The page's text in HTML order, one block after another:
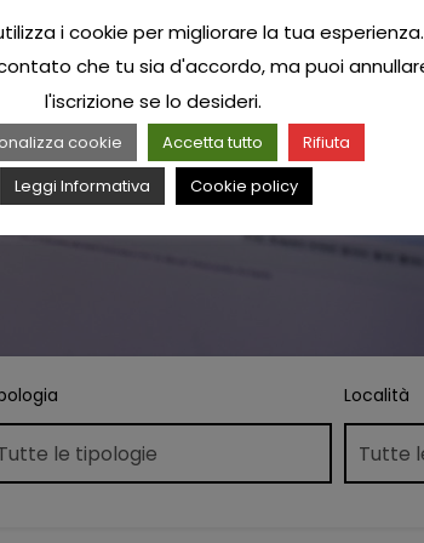
Località
i cookie per migliorare la tua esperienza.
che tu sia d'accordo, ma puoi
l'iscrizione se lo desideri.
cookie Accetta tutto
Rifiuta
Leggi Informativa
Cookie policy